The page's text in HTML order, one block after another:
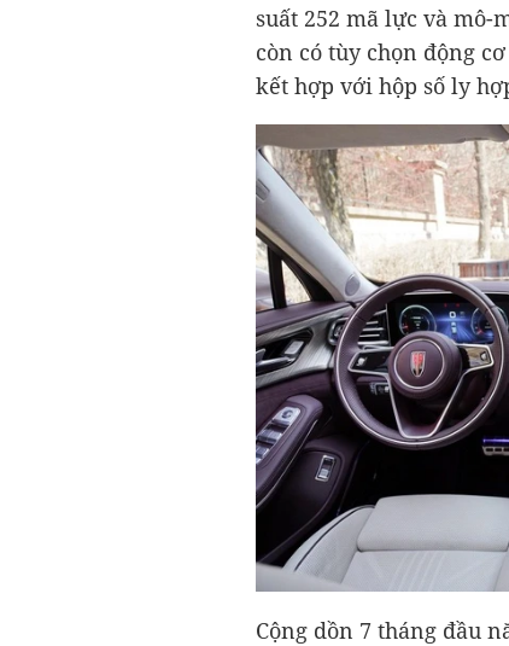
suất 252 mã lực và mô-
còn có tùy chọn động
kết hợp với hộp số ly
Cộng dồn 7 tháng đầu